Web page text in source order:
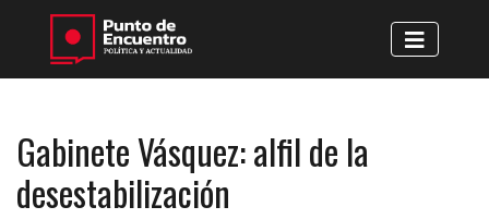
Gabinete Vásquez: alfil de la
desestabilización